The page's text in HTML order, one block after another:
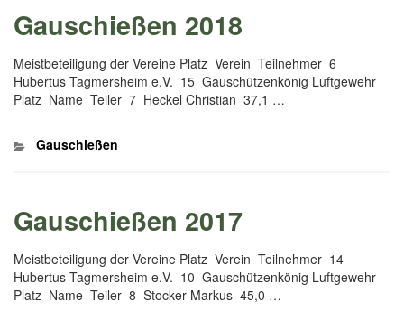
Gauschießen 2018
Meistbeteiligung der Vereine Platz Verein Teilnehmer 6
Hubertus Tagmersheim e.V. 15 Gauschützenkönig Luftgewehr
Platz Name Teiler 7 Heckel Christian 37,1 …
Kategorien
Gauschießen
Gauschießen 2017
Meistbeteiligung der Vereine Platz Verein Teilnehmer 14
Hubertus Tagmersheim e.V. 10 Gauschützenkönig Luftgewehr
Platz Name Teiler 8 Stocker Markus 45,0 …